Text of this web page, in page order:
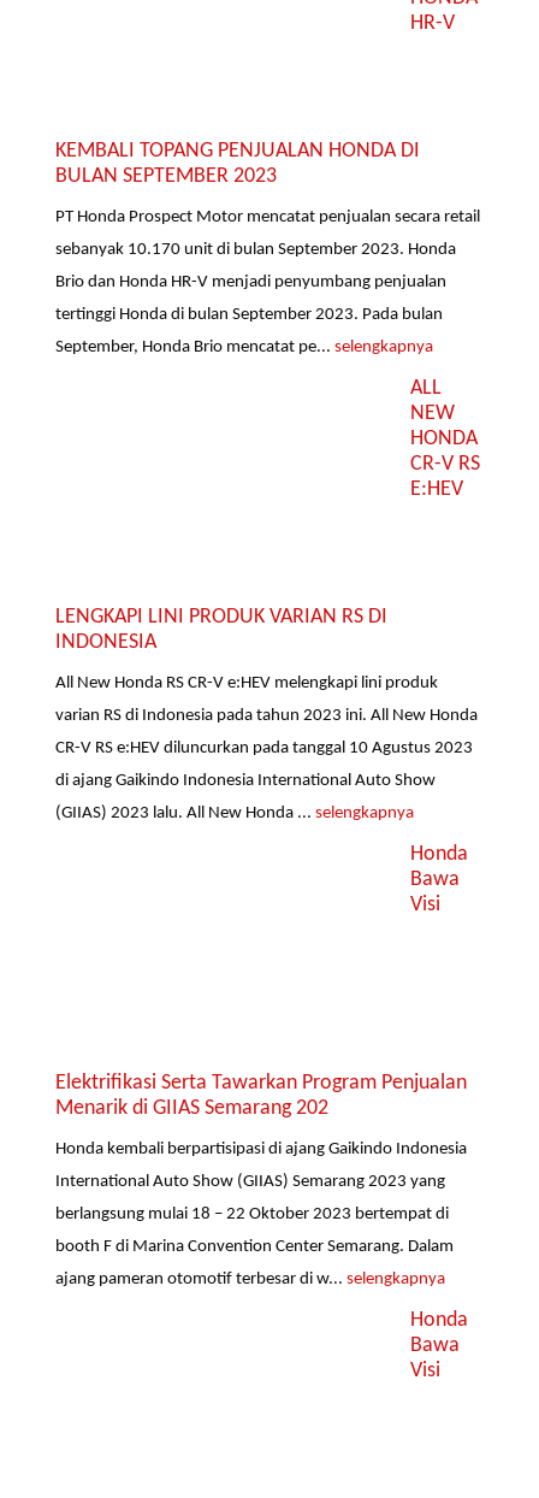
HR-V
KEMBALI TOPANG PENJUALAN HONDA DI
BULAN SEPTEMBER 2023
PT Honda Prospect Motor mencatat penjualan secara retail
sebanyak 10.170 unit di bulan September 2023. Honda
Brio dan Honda HR-V menjadi penyumbang penjualan
tertinggi Honda di bulan September 2023. Pada bulan
September, Honda Brio mencatat pe...selengkapnya
ALL
NEW
HONDA
CR-V RS
E:HEV
LENGKAPI LINI PRODUK VARIAN RS DI
INDONESIA
All New Honda RS CR-V e:HEV melengkapi lini produk
varian RS di Indonesia pada tahun 2023 ini. All New Honda
CR-V RS e:HEV diluncurkan pada tanggal 10 Agustus 2023
di ajang Gaikindo Indonesia International Auto Show
(GIIAS) 2023 lalu. All New Honda ...selengkapnya
Honda
Bawa
Visi
Elektrifikasi Serta Tawarkan Program Penjualan
Menarik di GIIAS Semarang 202
Honda kembali berpartisipasi di ajang Gaikindo Indonesia
International Auto Show (GIIAS) Semarang 2023 yang
berlangsung mulai 18 – 22 Oktober 2023 bertempat di
booth F di Marina Convention Center Semarang. Dalam
ajang pameran otomotif terbesar di w...selengkapnya
Honda
Bawa
Visi